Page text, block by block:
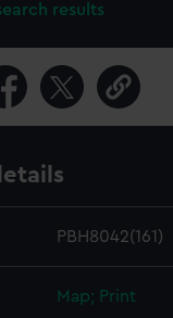
results
PBH8042(161)
Map; Print